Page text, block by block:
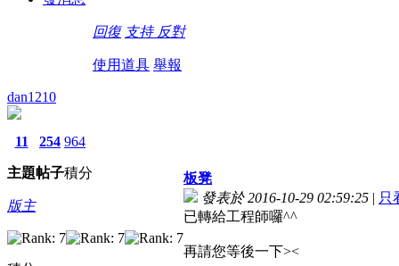
回復 支持 反對
使用道具 舉報
dan1210
11
主題
254
帖子
964
積分
版主
板凳
發表於 2016-10-29 02:59:25 | 只
已轉給工程師囉^^
再請您等後一下><